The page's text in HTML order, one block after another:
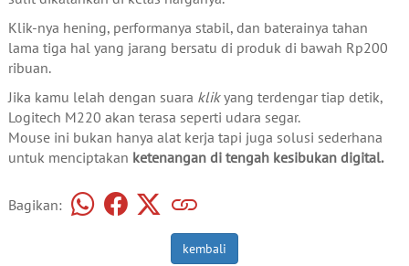
Klik-nya hening, performanya stabil, dan baterainya tahan
lama tiga hal yang jarang bersatu di produk di bawah Rp200
ribuan.
Jika kamu lelah dengan suara klikyang terdengar tiap detik,
Logitech M220 akan terasa seperti udara segar.
Mouse ini bukan hanya alat kerja tapi juga solusi sederhana
untuk menciptakan ketenangan di tengah kesibukan digital.
Bagikan:
kembali